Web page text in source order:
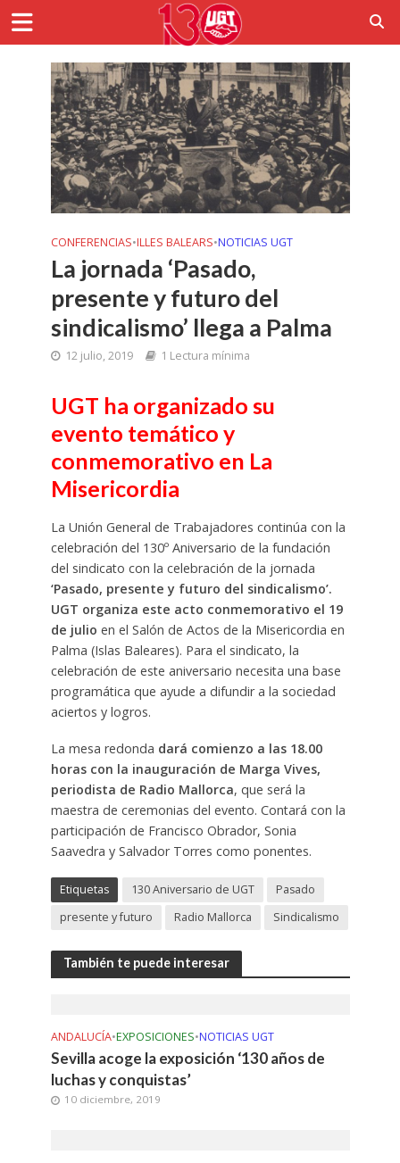
CONFERENCIAS•ILLES BALEARS•NOTICIAS UGT
La jornada ‘Pasado,
presente y futuro del
sindicalismo’ llega a Palma
12 julio, 2019 1 Lectura mínima
UGT ha organizado su
evento temático y
conmemorativo en La
Misericordia
La Unión General de Trabajadores continúa con la
celebración del 130º Aniversario de la fundación
del sindicato con la celebración de la jornada
‘Pasado, presente y futuro del sindicalismo’.
UGT organiza este acto conmemorativo el 19
de julio en el Salón de Actos de la Misericordia en
Palma (Islas Baleares). Para el sindicato, la
celebración de este aniversario necesita una base
programática que ayude a difundir a la sociedad
aciertos y logros.
La mesa redonda dará comienzo a las 18.00
horas con la inauguración de Marga Vives,
periodista de Radio Mallorca, que será la
maestra de ceremonias del evento. Contará con la
participación de Francisco Obrador, Sonia
Saavedra y Salvador Torres como ponentes.
Etiquetas 130 Aniversario de UGT
Pasado
presente y futuro
Radio Mallorca Sindicalismo
También te puede interesar
ANDALUCÍA•EXPOSICIONES•NOTICIAS UGT
Sevilla acoge la exposición ‘130 años de
luchas y conquistas’
10 diciembre, 2019